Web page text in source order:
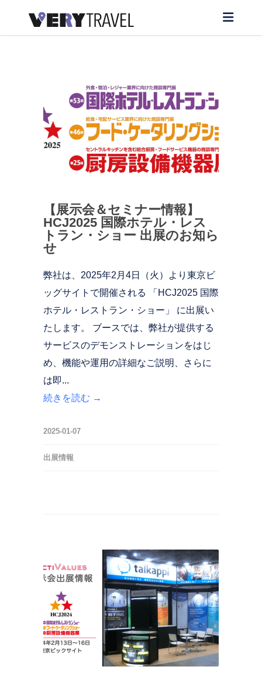
【展示会＆セミナー情報】
HCJ2025 国際ホテル・レス
トラン・ショー 出展のお知ら
せ
弊社は、2025年2月4日（火）より東京ビ
ッグサイトで開催される 「HCJ2025 国際
ホテル・レストラン・ショー」 に出展い
たします。 ブースでは、弊社が提供する
サービスのデモンストレーションをはじ
め、機能や運用の詳細なご説明、さらに
は即...
続きを読む →
2025-01-07
出展情報